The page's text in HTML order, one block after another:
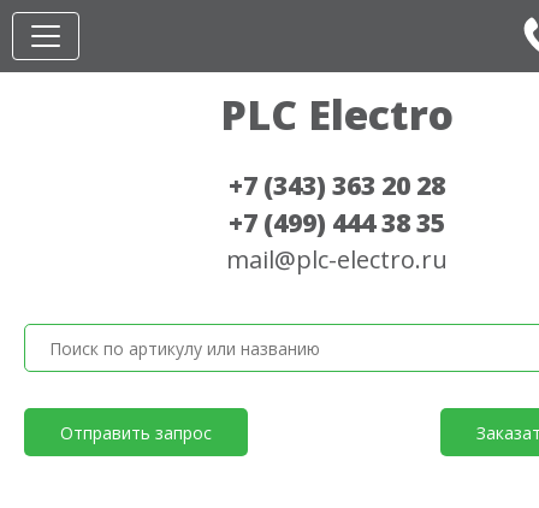
PLC Electro
+7 (343) 363 20 28
+7 (499) 444 38 35
mail@plc-electro.ru
Отправить запрос